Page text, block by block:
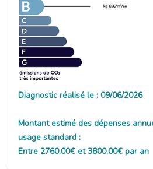
Diagnostic réalisé le : 09/06/2026
Montant estimé des dépenses
usage standard :
Entre 2760.00€ et 3800.00€ par an